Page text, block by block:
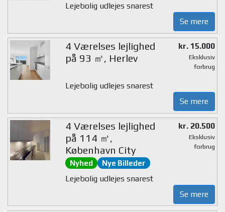
Lejebolig udlejes snarest
Se mere
4 Værelses lejlighed
på 93 ㎡, Herlev
kr. 15.000
Eksklusiv
forbrug
Lejebolig udlejes snarest
Se mere
4 Værelses lejlighed
på 114 ㎡,
København City
Nyhed Nye Billeder
kr. 20.500
Eksklusiv
forbrug
Lejebolig udlejes snarest
Se mere